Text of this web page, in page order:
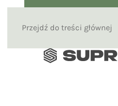
Przejdź do treści głównej